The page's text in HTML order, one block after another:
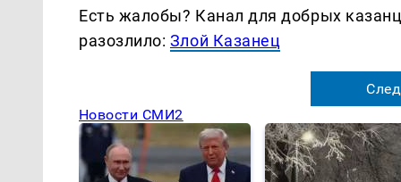
Есть жалобы? Канал для добрых
разозлило: Злой Казанец
Новости СМИ2